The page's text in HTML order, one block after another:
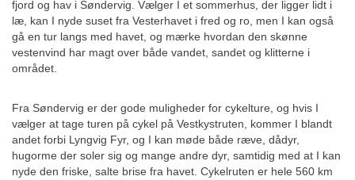
fjord og hav i Søndervig. Vælger I et sommerhus, der ligger lidt i
læ, kan I nyde suset fra Vesterhavet i fred og ro, men I kan også
gå en tur langs med havet, og mærke hvordan den skønne
vestenvind har magt over både vandet, sandet og klitterne i
området.
Fra Søndervig er der gode muligheder for cykelture, og hvis I
vælger at tage turen på cykel på Vestkystruten, kommer I blandt
andet forbi Lyngvig Fyr, og I kan møde både ræve, dådyr,
hugorme der soler sig og mange andre dyr, samtidig med at I kan
nyde den friske, salte brise fra havet. Cykelruten er hele 560 km